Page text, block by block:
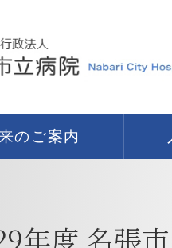
のご案内
年度 名張